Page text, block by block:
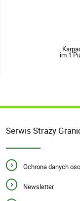
im.1
Serwis Straży
Ochrona danych
Newsletter